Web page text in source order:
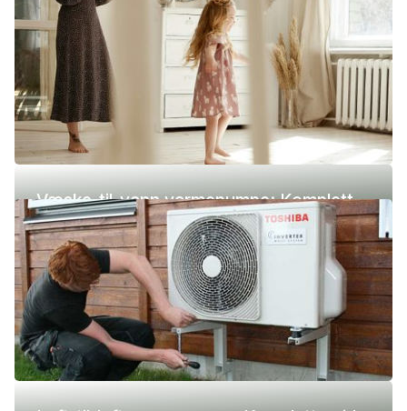
2026
Væske-til-vann varmepumpe: Komplett
guide (pris, fordeler og ulemper)